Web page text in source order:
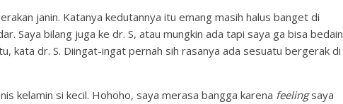
janin. Katanya kedutannya itu emang masih halus banget di
Saya bilang juga ke dr. S, atau mungkin ada tapi saya ga bisa bedain
kata dr. S. Diingat-ingat pernah sih rasanya ada sesuatu bergerak di
kelamin si kecil. Hohoho, saya merasa bangga karena feelingsaya